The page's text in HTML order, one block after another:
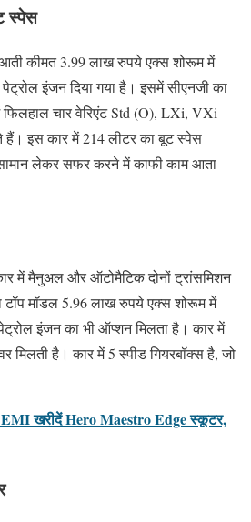
स्पेस
कीमत 3.99 लाख रुपये एक्स शोरूम में
इंजन दिया गया है। इसमें सीएनजी का
चार वेरिएंट Std (O), LXi, VXi
इस कार में 214 लीटर का बूट स्पेस
लेकर सफर करने में काफी काम आता
में मैनुअल और ऑटोमैटिक दोनों ट्रांसमिशन
मॉडल 5.96 लाख रुपये एक्स शोरूम में
इंजन का भी ऑप्शन मिलता है। कार में
मिलती है। कार में 5 स्पीड गियरबॉक्स है, जो
खरीदें Hero Maestro Edge स्कूटर,